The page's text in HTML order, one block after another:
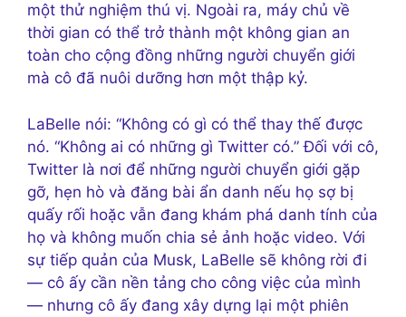
một thử nghiệm thú vị. Ngoài ra, máy chủ về
thời gian có thể trở thành một không gian an
toàn cho cộng đồng những người chuyển giới
mà cô đã nuôi dưỡng hơn một thập kỷ.
LaBelle nói: “Không có gì có thể thay thế được
nó. “Không ai có những gì Twitter có.” Đối với cô,
Twitter là nơi để những người chuyển giới gặp
gỡ, hẹn hò và đăng bài ẩn danh nếu họ sợ bị
quấy rối hoặc vẫn đang khám phá danh tính của
họ và không muốn chia sẻ ảnh hoặc video. Với
sự tiếp quản của Musk, LaBelle sẽ không rời đi
— cô ấy cần nền tảng cho công việc của mình
— nhưng cô ấy đang xây dựng lại một phiên